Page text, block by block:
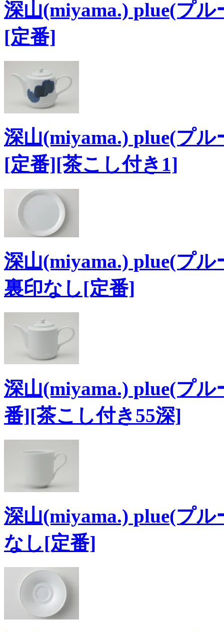
深山(miyama.) plue(プ
[定番]
深山(miyama.) plue(プ
[定番][茶こし付き1]
深山(miyama.) plue(プ
裏印なし[定番]
深山(miyama.) plue(プ
番][茶こし付き55深]
深山(miyama.) plue(プ
なし[定番]